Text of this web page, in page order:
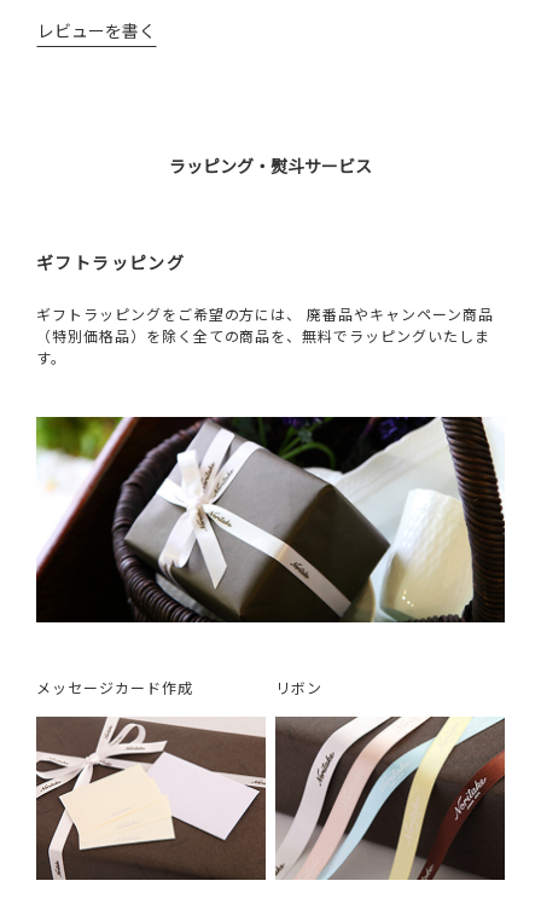
レビューを書く
ラッピング・熨斗サービス
ギフトラッピング
ギフトラッピングをご希望の方には、 廃番品やキャンペーン商品
（特別価格品）を除く全ての商品を、無料でラッピングいたしま
す。
メッセージカード作成 リボン